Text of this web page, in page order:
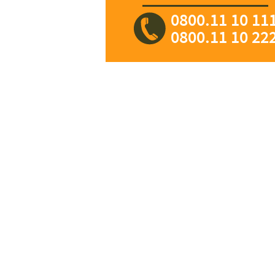
0800.11 10
0800.11 10